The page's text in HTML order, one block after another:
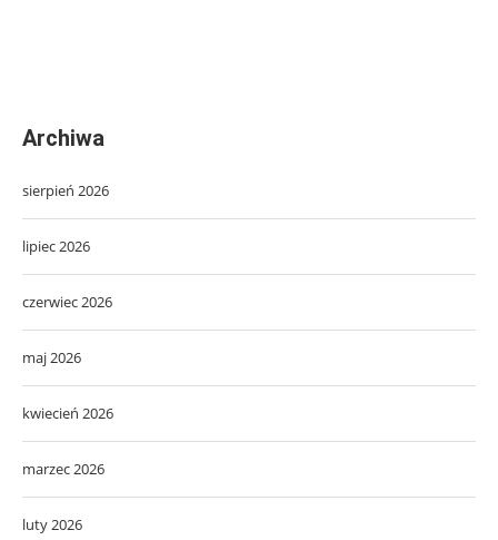
Archiwa
sierpień 2026
lipiec 2026
czerwiec 2026
maj 2026
kwiecień 2026
marzec 2026
luty 2026